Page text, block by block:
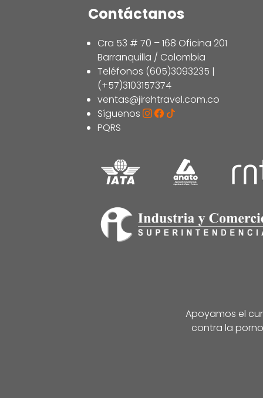
Contáctanos
Cra 53 # 70 – 168 Oficina 201
Barranquilla / Colombia
Teléfonos (605)3093235 |
(+57)3103157374
ventas@jirehtravel.com.co
Síguenos
PQRS
Apoyamos el
contra la